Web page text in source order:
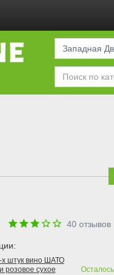
Западная
40отзывов
х штук вино ШАТО
сухое
Осталось